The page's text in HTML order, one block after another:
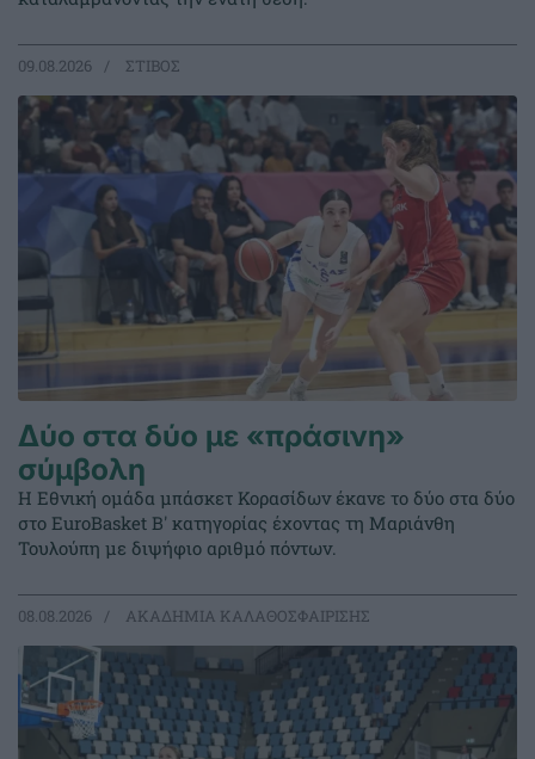
09.08.2026 ΣΤΙΒΟΣ
Δύο στα δύο με «πράσινη»
σύμβολη
Η Εθνική ομάδα μπάσκετ Κορασίδων έκανε το δύο στα δύο
στο EuroBasket Β' κατηγορίας έχοντας τη Μαριάνθη
Τουλούπη με διψήφιο αριθμό πόντων.
08.08.2026 ΑΚΑΔΗΜΙΑ ΚΑΛΑΘΟΣΦΑΙΡΙΣΗΣ